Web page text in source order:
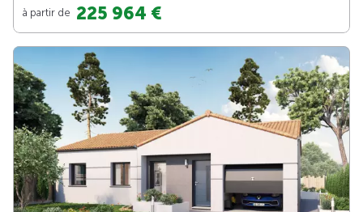
à partir de 225 964 €